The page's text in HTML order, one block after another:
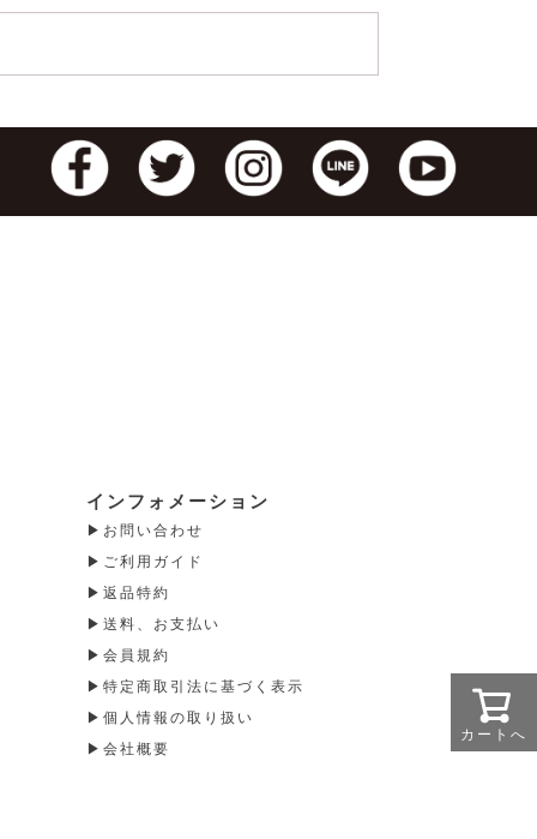
カートへ
インフォメーション
お問い合わせ
ご利用ガイド
返品特約
送料、お支払い
会員規約
特定商取引法に基づく表示
個人情報の取り扱い
会社概要